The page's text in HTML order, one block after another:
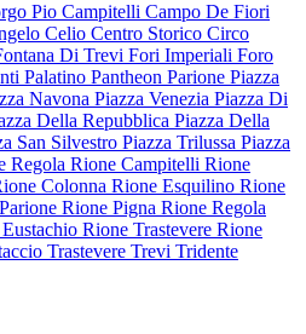
Pio Campitelli Campo De Fiori
Celio Centro Storico Circo
Di Trevi Fori Imperiali Foro
Palatino Pantheon Parione Piazza
Navona Piazza Venezia Piazza Di
Della Repubblica Piazza Della
San Silvestro Piazza Trilussa Piazza
Regola Rione Campitelli Rione
Colonna Rione Esquilino Rione
Rione Pigna Rione Regola
Rione Trastevere Rione
Trastevere Trevi Tridente